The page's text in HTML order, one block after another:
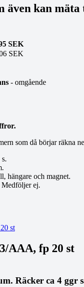
även kan mäta
SEK
SEK
- omgående
som då börjar räkna
hängare och magnet.
ej.
AAA, fp 20 st
Räcker ca 4 ggr